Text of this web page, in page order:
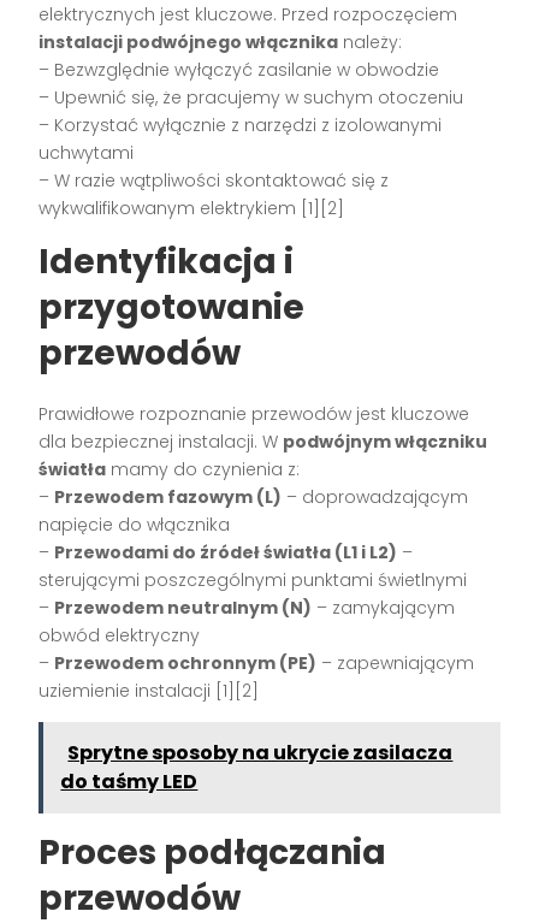
elektrycznych jest kluczowe. Przed rozpoczęciem
instalacji podwójnego włącznika należy:
– Bezwzględnie wyłączyć zasilanie w obwodzie
– Upewnić się, że pracujemy w suchym otoczeniu
– Korzystać wyłącznie z narzędzi z izolowanymi
uchwytami
– W razie wątpliwości skontaktować się z
wykwalifikowanym elektrykiem [1][2]
Identyfikacja i
przygotowanie
przewodów
Prawidłowe rozpoznanie przewodów jest kluczowe
dla bezpiecznej instalacji. W podwójnym włączniku
światła mamy do czynienia z:
– Przewodem fazowym (L) – doprowadzającym
napięcie do włącznika
– Przewodami do źródeł światła (L1 i L2) –
sterującymi poszczególnymi punktami świetlnymi
– Przewodem neutralnym (N) – zamykającym
obwód elektryczny
– Przewodem ochronnym (PE) – zapewniającym
uziemienie instalacji [1][2]
Sprytne sposoby na ukrycie zasilacza
do taśmy LED
Proces podłączania
przewodów